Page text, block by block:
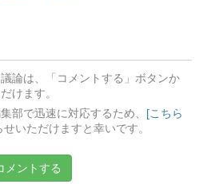
論は、「コメントする」ボタンか
けます。
部で迅速に対応するため、 [こちら
いただけますと幸いです。
メントする